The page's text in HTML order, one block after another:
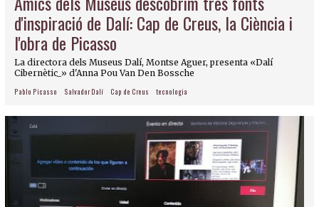
d'inspiració de Dalí: Cap de Creus, la Ciència i
l'obra de Picasso
La directora dels Museus Dalí, Montse Aguer, presenta «Dalí
Cibernètic_» d'Anna Pou Van Den Bossche
Pablo Picasso Salvador Dalí Cap de Creus tecnologia